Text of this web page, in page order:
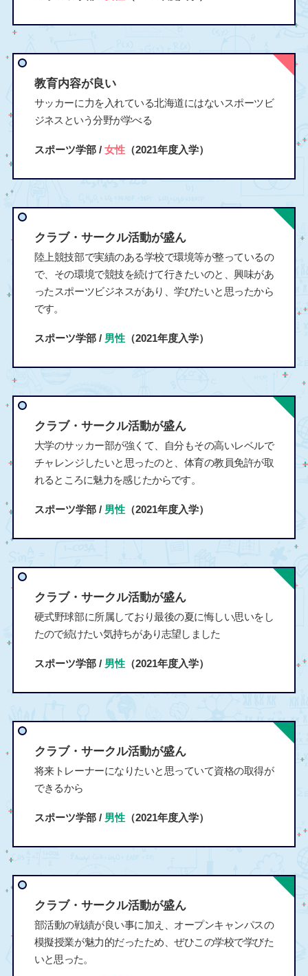
教育内容が良い
サッカーに力を入れている北海道にはないスポーツビ
ジネスという分野が学べる
スポーツ学部 / 女性（2021年度入学）
クラブ・サークル活動が盛ん
陸上競技部で実績のある学校で環境等が整っているの
で、その環境で競技を続けて行きたいのと、興味があ
ったスポーツビジネスがあり、学びたいと思ったから
です。
スポーツ学部 / 男性（2021年度入学）
クラブ・サークル活動が盛ん
大学のサッカー部が強くて、自分もその高いレベルで
チャレンジしたいと思ったのと、体育の教員免許が取
れるところに魅力を感じたからです。
スポーツ学部 / 男性（2021年度入学）
クラブ・サークル活動が盛ん
硬式野球部に所属しており最後の夏に悔しい思いをし
たので続けたい気持ちがあり志望しました
スポーツ学部 / 男性（2021年度入学）
クラブ・サークル活動が盛ん
将来トレーナーになりたいと思っていて資格の取得が
できるから
スポーツ学部 / 男性（2021年度入学）
クラブ・サークル活動が盛ん
部活動の戦績が良い事に加え、オープンキャンパスの
模擬授業が魅力的だったため、ぜひこの学校で学びた
いと思った。